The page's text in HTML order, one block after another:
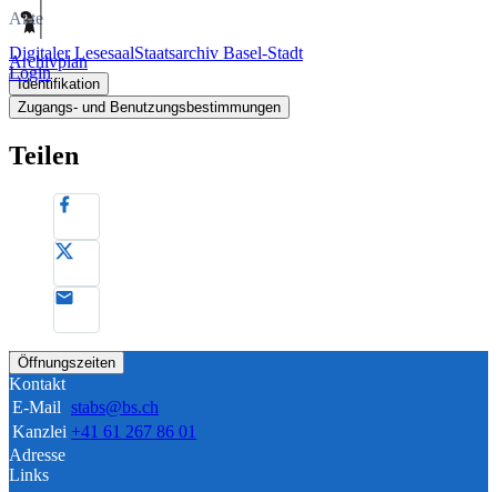
Digitaler LesesaalStaatsarchiv Basel-Stadt
Login
Akte
Archivplan
Identifikation
Zugangs- und Benutzungsbestimmungen
Teilen
Öffnungszeiten
Kontakt
E-Mail stabs@bs.ch
Kanzlei +41 61 267 86 01
Adresse
Links